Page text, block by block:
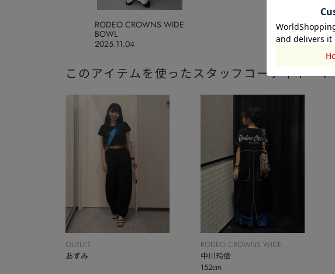
2025.11.04
RODEO CROWNS WIDE
BOWL
このアイテムを使ったスタッフコーディネート
OUTLET
あずみ
RODEO CROWNS WIDE
BOWL
中川玲依
152cm